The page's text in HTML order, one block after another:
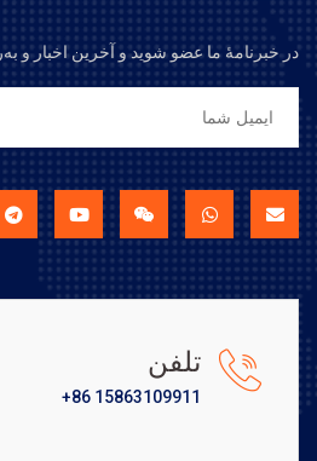
در خبرنامهٔ ما عضو شوید و آخرین اخبار و
تلفن
+86 15863109911